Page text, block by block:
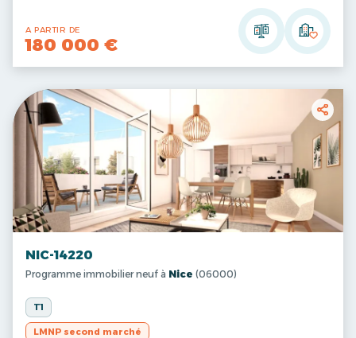
A PARTIR DE
180 000 €
NIC-14220
Programme immobilier neuf à Nice (06000)
T1
LMNP second marché